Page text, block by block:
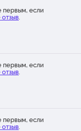
первым, если
.
первым, если
.
первым, если
.